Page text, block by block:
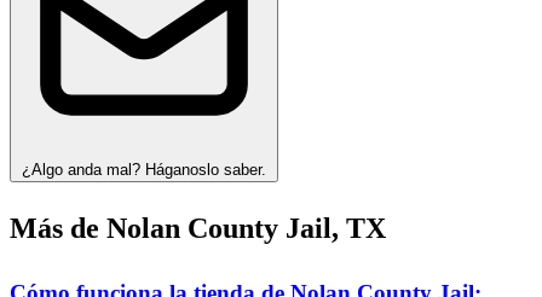
¿Algo anda mal? Háganoslo saber.
Más de Nolan County Jail, TX